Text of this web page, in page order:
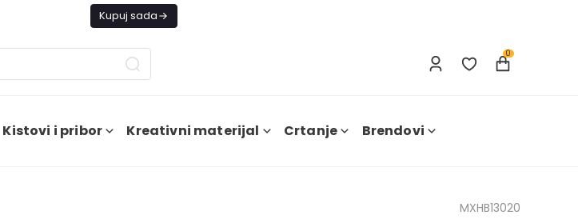
Kupuj sada
0
Kistovi i pribor Kreativni materijal Crtanje Brendovi
MXHB13020